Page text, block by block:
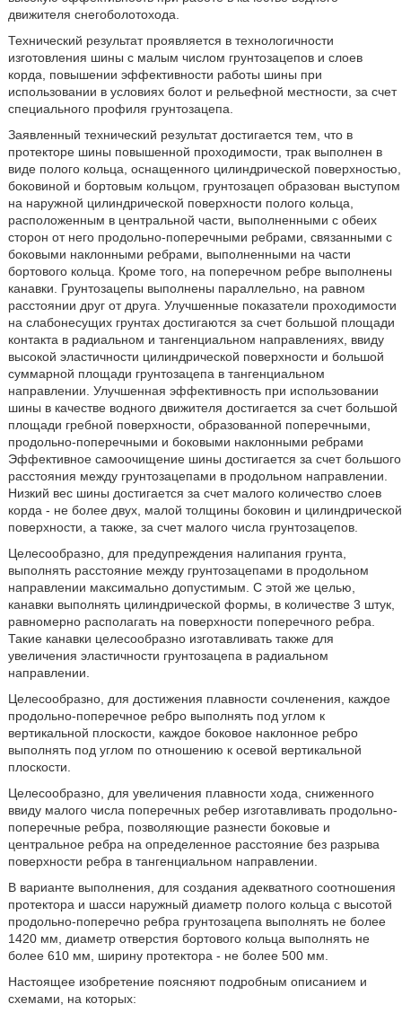
движителя снегоболотохода.
Технический результат проявляется в технологичности
изготовления шины с малым числом грунтозацепов и слоев
корда, повышении эффективности работы шины при
использовании в условиях болот и рельефной местности, за счет
специального профиля грунтозацепа.
Заявленный технический результат достигается тем, что в
протекторе шины повышенной проходимости, трак выполнен в
виде полого кольца, оснащенного цилиндрической поверхностью,
боковиной и бортовым кольцом, грунтозацеп образован выступом
на наружной цилиндрической поверхности полого кольца,
расположенным в центральной части, выполненными с обеих
сторон от него продольно-поперечными ребрами, связанными с
боковыми наклонными ребрами, выполненными на части
бортового кольца. Кроме того, на поперечном ребре выполнены
канавки. Грунтозацепы выполнены параллельно, на равном
расстоянии друг от друга. Улучшенные показатели проходимости
на слабонесущих грунтах достигаются за счет большой площади
контакта в радиальном и тангенциальном направлениях, ввиду
высокой эластичности цилиндрической поверхности и большой
суммарной площади грунтозацепа в тангенциальном
направлении. Улучшенная эффективность при использовании
шины в качестве водного движителя достигается за счет большой
площади гребной поверхности, образованной поперечными,
продольно-поперечными и боковыми наклонными ребрами
Эффективное самоочищение шины достигается за счет большого
расстояния между грунтозацепами в продольном направлении.
Низкий вес шины достигается за счет малого количество слоев
корда - не более двух, малой толщины боковин и цилиндрической
поверхности, а также, за счет малого числа грунтозацепов.
Целесообразно, для предупреждения налипания грунта,
выполнять расстояние между грунтозацепами в продольном
направлении максимально допустимым. С этой же целью,
канавки выполнять цилиндрической формы, в количестве 3 штук,
равномерно располагать на поверхности поперечного ребра.
Такие канавки целесообразно изготавливать также для
увеличения эластичности грунтозацепа в радиальном
направлении.
Целесообразно, для достижения плавности сочленения, каждое
продольно-поперечное ребро выполнять под углом к
вертикальной плоскости, каждое боковое наклонное ребро
выполнять под углом по отношению к осевой вертикальной
плоскости.
Целесообразно, для увеличения плавности хода, сниженного
ввиду малого числа поперечных ребер изготавливать продольно-
поперечные ребра, позволяющие разнести боковые и
центральное ребра на определенное расстояние без разрыва
поверхности ребра в тангенциальном направлении.
В варианте выполнения, для создания адекватного соотношения
протектора и шасси наружный диаметр полого кольца с высотой
продольно-поперечно ребра грунтозацепа выполнять не более
1420 мм, диаметр отверстия бортового кольца выполнять не
более 610 мм, ширину протектора - не более 500 мм.
Настоящее изобретение поясняют подробным описанием и
схемами, на которых: